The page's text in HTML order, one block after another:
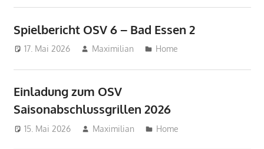
Spielbericht OSV 6 – Bad Essen 2
17. Mai 2026 Maximilian Home
Einladung zum OSV
Saisonabschlussgrillen 2026
15. Mai 2026 Maximilian Home